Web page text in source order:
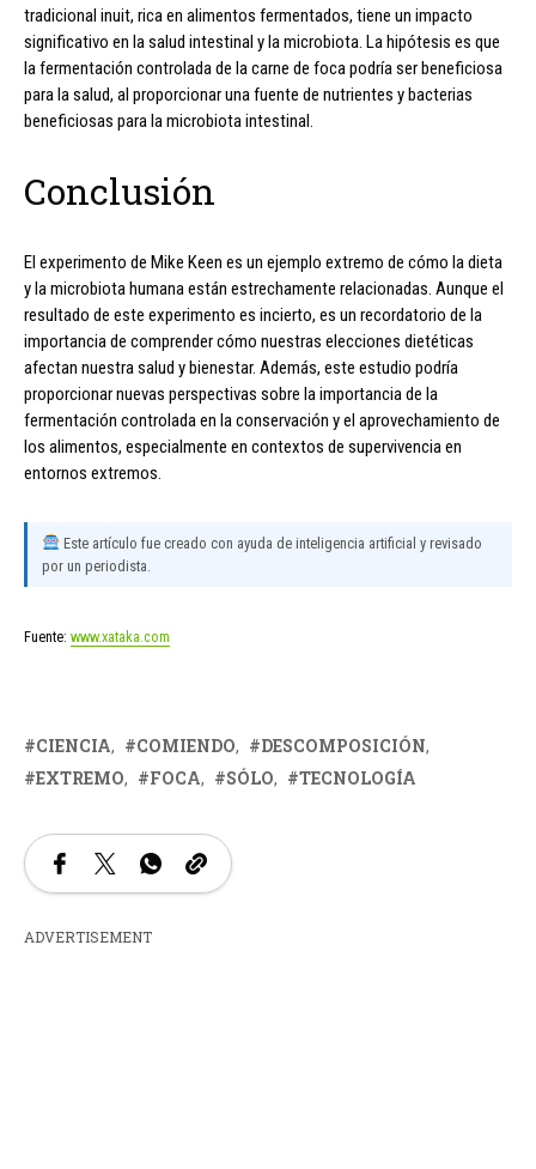
tradicional inuit, rica en alimentos fermentados, tiene un impacto
significativo en la salud intestinal y la microbiota. La hipótesis es que
la fermentación controlada de la carne de foca podría ser beneficiosa
para la salud, al proporcionar una fuente de nutrientes y bacterias
beneficiosas para la microbiota intestinal.
Conclusión
El experimento de Mike Keen es un ejemplo extremo de cómo la dieta
y la microbiota humana están estrechamente relacionadas. Aunque el
resultado de este experimento es incierto, es un recordatorio de la
importancia de comprender cómo nuestras elecciones dietéticas
afectan nuestra salud y bienestar. Además, este estudio podría
proporcionar nuevas perspectivas sobre la importancia de la
fermentación controlada en la conservación y el aprovechamiento de
los alimentos, especialmente en contextos de supervivencia en
entornos extremos.
Este artículo fue creado con ayuda de inteligencia artificial y revisado
por un periodista.
Fuente: www.xataka.com
CIENCIA COMIENDO
DESCOMPOSICIÓN
EXTREMO
FOCA SÓLO TECNOLOGÍA
ADVERTISEMENT